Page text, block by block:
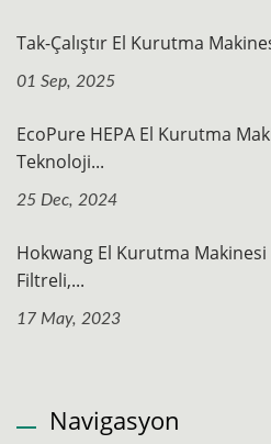
Tak-Çalıştır El Kurutma
01 Sep, 2025
EcoPure HEPA El Kurutma
Teknoloji...
25 Dec, 2024
Hokwang El Kurutma
Filtreli,...
17 May, 2023
Navigasyon